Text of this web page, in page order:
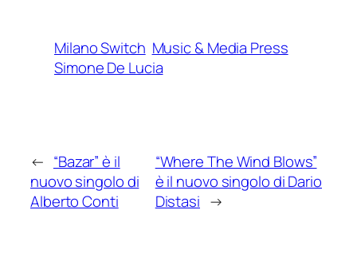
Milano Switch Music & Media Press
Simone De Lucia
← “Bazar” è il
nuovo singolo di
Alberto Conti
“Where The Wind Blows”
è il nuovo singolo di Dario
Distasi →